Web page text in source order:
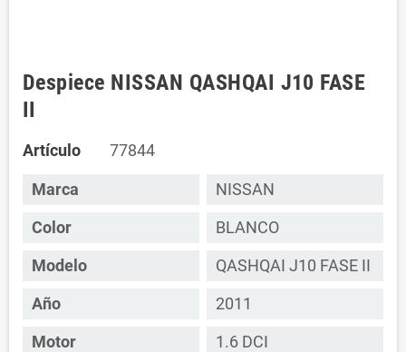
Despiece NISSAN QASHQAI J10 FASE
II
Artículo 77844
Marca
NISSAN
Color
BLANCO
Modelo
QASHQAI J10 FASE II
Año
2011
Motor
1.6 DCI